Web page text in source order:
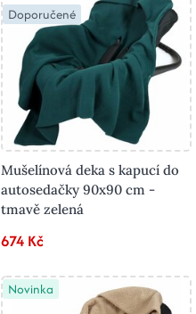
Doporučené
Mušelínová deka s kapucí do
autosedačky 90x90 cm -
tmavě zelená
674 Kč
Novinka